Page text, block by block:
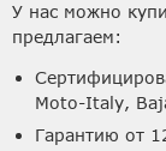
У нас можно
предлагаем:
Moto-Italy,
Гарантию от